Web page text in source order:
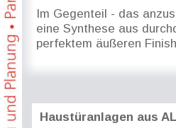
Im Gegenteil - das
eine Synthese aus
perfektem äußeren
Haustüranlagen aus